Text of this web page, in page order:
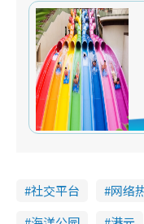
社交平台 网络